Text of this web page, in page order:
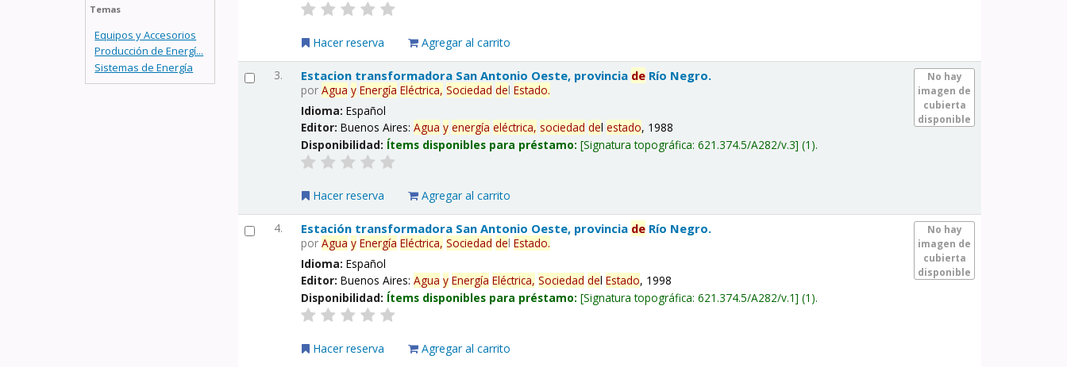
Temas
Equipos y Accesorios
Producción de Energí...
Sistemas de Energía
Hacer reserva Agregar al carrito
3.
No hay
imagen de
cubierta
disponible
Estacion transformadora San Antonio Oeste, provincia de Río Negro.
porAgua y Energía Eléctrica, Sociedad delEstado.
Idioma:Español
Editor:Buenos Aires:Agua y energía eléctrica, sociedad delestado, 1988
Disponibilidad: Ítems disponibles para préstamo: Signatura topográfica:621.374.5/A282/v.3 (1).
Hacer reserva Agregar al carrito
4.
No hay
imagen de
cubierta
disponible
Estación transformadora San Antonio Oeste, provincia de Río Negro.
porAgua y Energía Eléctrica, Sociedad delEstado.
Idioma:Español
Editor:Buenos Aires:Agua y Energía Eléctrica, Sociedad delEstado, 1998
Disponibilidad: Ítems disponibles para préstamo: Signatura topográfica:621.374.5/A282/v.1 (1).
Hacer reserva Agregar al carrito